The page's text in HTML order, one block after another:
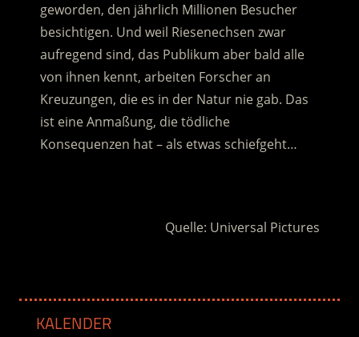
geworden, den jährlich Millionen Besucher
besichtigen. Und weil Riesenechsen zwar
aufregend sind, das Publikum aber bald alle
von ihnen kennt, arbeiten Forscher an
Kreuzungen, die es in der Natur nie gab. Das
ist eine Anmaßung, die tödliche
Konsequenzen hat – als etwas schiefgeht…
Quelle: Universal Pictures
KALENDER